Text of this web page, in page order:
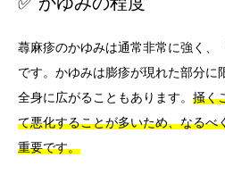
蕁麻疹のかゆみは通常非常に強く、
です。かゆみは膨疹が現れた部分に
全身に広がることもあります。 掻く
て悪化することが多いため、なるべ
重要です。